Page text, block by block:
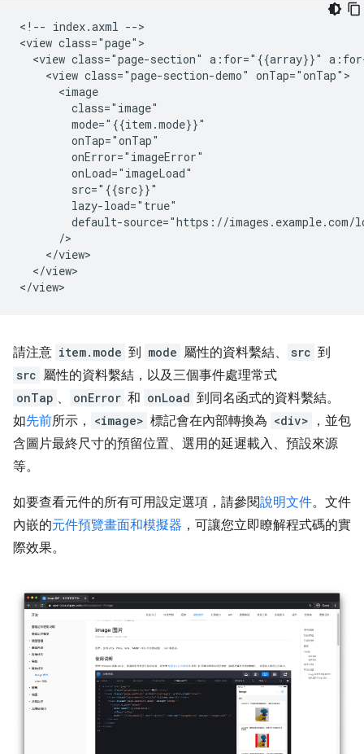
<!-- index.axml -->
<view class="page">
<view class="page-section" a:for="{{array}}"
    <view class="page-section-demo" onTap="onTap">
      <image
        class="image"
        mode="{{item.mode}}"
        onTap="onTap"
        onError="imageError"
        onLoad="imageLoad"
        src="{{src}}"
        lazy-load="true"
default-source="https://images.example.com/
      />
    </view>
  </view>
請注意 item.mode 到 mode 屬性的資料繫結、 src 到
src 屬性的資料繫結，以及三個事件處理常式
onTap 、 onError 和 onLoad 到同名函式的資料繫結。
如先前所示， <image> 標記會在內部轉換為 <div>
，並包
含圖片最終尺寸的預留位置、選用的延遲載入、預設來源
等。
如要查看元件的所有可用設定選項，請參閱說明文件。文件
內嵌的元件預覽畫面和模擬器 ，可讓您立即瞭解程式碼的實
際效果。